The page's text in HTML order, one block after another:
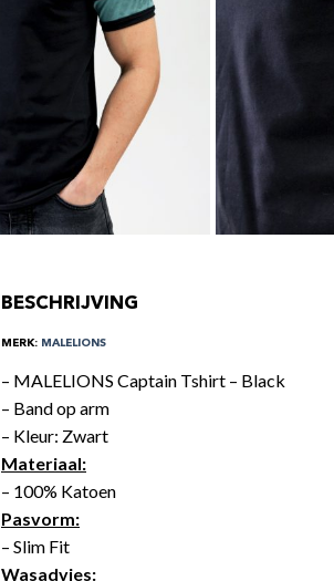
BESCHRIJVING
MERK: MALELIONS
– MALELIONS Captain Tshirt – Black
– Band op arm
– Kleur: Zwart
Materiaal:
– 100% Katoen
Pasvorm:
– Slim Fit
Wasadvies: